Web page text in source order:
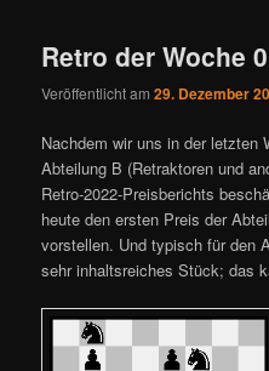
Retro der Woche
Veröffentlicht am29. Dezember
Nachdem wir uns in der letzten
Abteilung B (Retraktoren und
Retro-2022-Preisberichts
heute den ersten Preis der
vorstellen. Und typisch für den
sehr inhaltsreiches Stück; das